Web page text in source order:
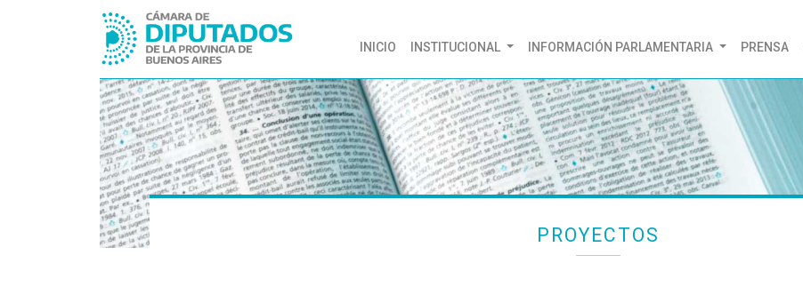
INICIO (CURRENT)
INSTITUCIONAL INFORMACIÓN PARLAMENTARIA PRENSA
PROYECTOS